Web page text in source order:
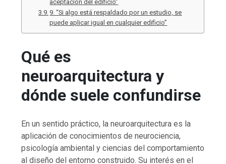
aceptación del edificio”
9. “Si algo está respaldado por un estudio, se
puede aplicar igual en cualquier edificio”
Qué es
neuroarquitectura y
dónde suele confundirse
En un sentido práctico, la neuroarquitectura es la
aplicación de conocimientos de neurociencia,
psicología ambiental y ciencias del comportamiento
al diseño del entorno construido. Su interés en el